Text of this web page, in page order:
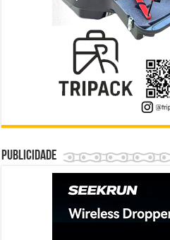
Publicidade